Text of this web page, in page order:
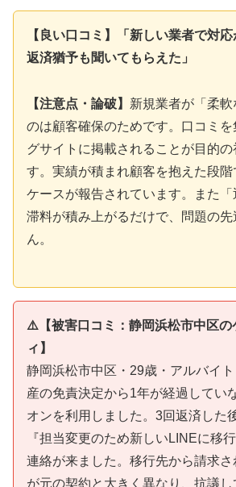
【良い口コミ】「新しい業者で対応
返済猶予も聞いてもらえた」
【注意点・論破】 新規業者が「柔
のは顧客確保のためです。口コミ
グサイトに掲載されることが目的
す。実績が積まれ顧客を抱えた段階
ケースが報告されています。また
滞料が積み上がるだけで、問題の
ん。
⚠️【被害口コミ：静岡浜松市中区の
ィ】
静岡浜松市中区・29歳・アルバイ
産の免責決定から1年が経過してい
オンを利用しました。3回返済した
『担当変更のため新しいLINEに移
連絡が来ました。移行先から請求
が元の契約と大きく異なり、抗議